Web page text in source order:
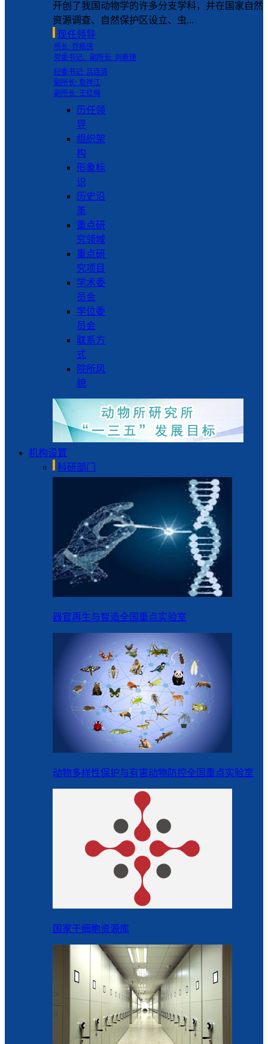
开创了我国动物学的许多分支学科，并在国家自然
资源调查、自然保护区设立、虫...
现任领导
所长: 乔格侠
党委书记、副所长: 刘新建
纪委书记: 吕连清
副所长: 詹祥江
副所长: 王红梅
历任领
导
组织架
构
形象标
识
历史沿
革
重点研
究领域
重点研
究项目
学术委
员会
学位委
员会
联系方
式
院所风
貌
机构设置
科研部门
器官再生与智造全国重点实验室
动物多样性保护与有害动物防控全国重点实验室
国家干细胞资源库